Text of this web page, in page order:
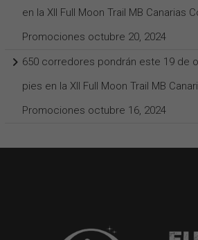
en la XII Full Moon Trail MB Canarias
Promociones octubre 20, 2024
650 corredores pondrán este 19 de
pies en la XII Full Moon Trail MB
Promociones octubre 16, 2024